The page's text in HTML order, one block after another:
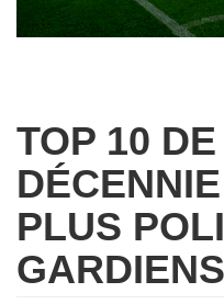
TOP 10
PLUS